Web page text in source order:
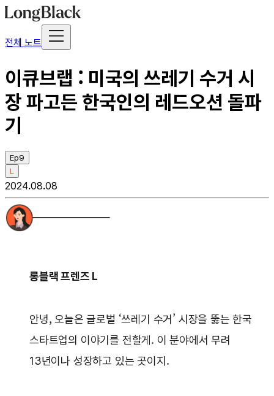
전체 노트
이큐브랩 : 미국의 쓰레기 수거 시
장 파고든 한국인의 레드오션 돌파
기
Ep9
L
2024.08.08
롱블랙 프렌즈 L
안녕, 오늘은 글로벌 ‘쓰레기 수거’ 시장을 뚫는 한국
스타트업의 이야기를 전할게. 이 분야에서 무려
13년이나 성장하고 있는 곳이지.